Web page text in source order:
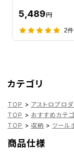
5,489円
2件
カテゴリ
TOP > アストロプロ
TOP > おすすめカテ
TOP > 収納 > ツール
商品仕様